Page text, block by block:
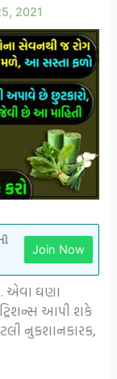
2021
Join Now
એવા ઘણા
આપી શકે
નુકશાનકારક,